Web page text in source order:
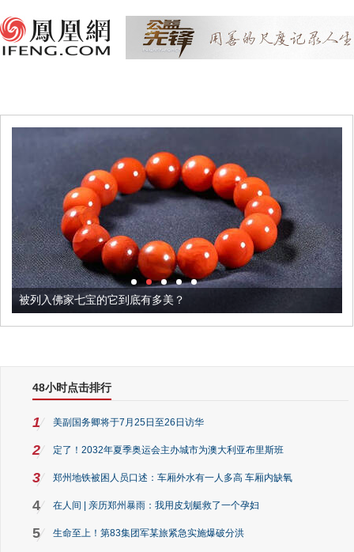
被列入佛家七宝的它到底有多美？
48小时点击排行
1 美副国务卿将于7月25日至26日访华
2 定了！2032年夏季奥运会主办城市为澳大利亚布里斯班
3 郑州地铁被困人员口述：车厢外水有一人多高 车厢内缺氧
4 在人间 | 亲历郑州暴雨：我用皮划艇救了一个孕妇
5 生命至上！第83集团军某旅紧急实施爆破分洪